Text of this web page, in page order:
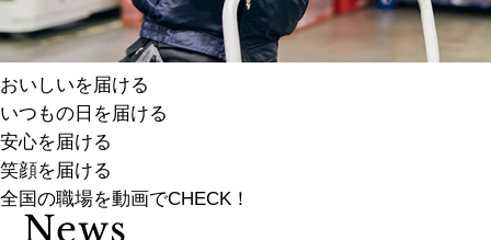
おいしいを届ける
いつもの日を届ける
安心を届ける
笑顔を届ける
全国の職場を動画でCHECK！